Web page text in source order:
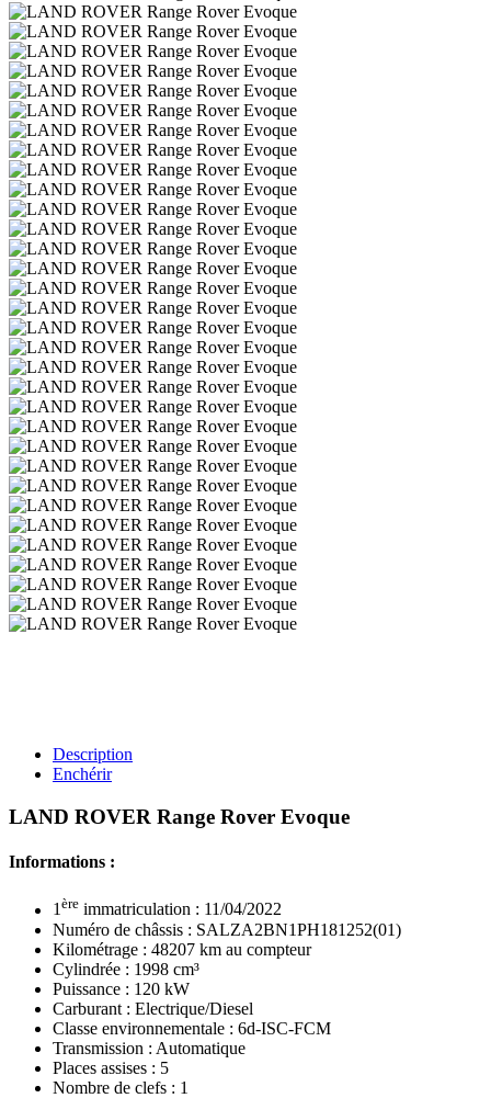
Description
Enchérir
LAND ROVER Range Rover Evoque
Informations :
1ère immatriculation : 11/04/2022
Numéro de châssis : SALZA2BN1PH181252(01)
Kilométrage : 48207 km au compteur
Cylindrée : 1998 cm³
Puissance : 120 kW
Carburant : Electrique/Diesel
Classe environnementale : 6d-ISC-FCM
Transmission : Automatique
Places assises : 5
Nombre de clefs : 1